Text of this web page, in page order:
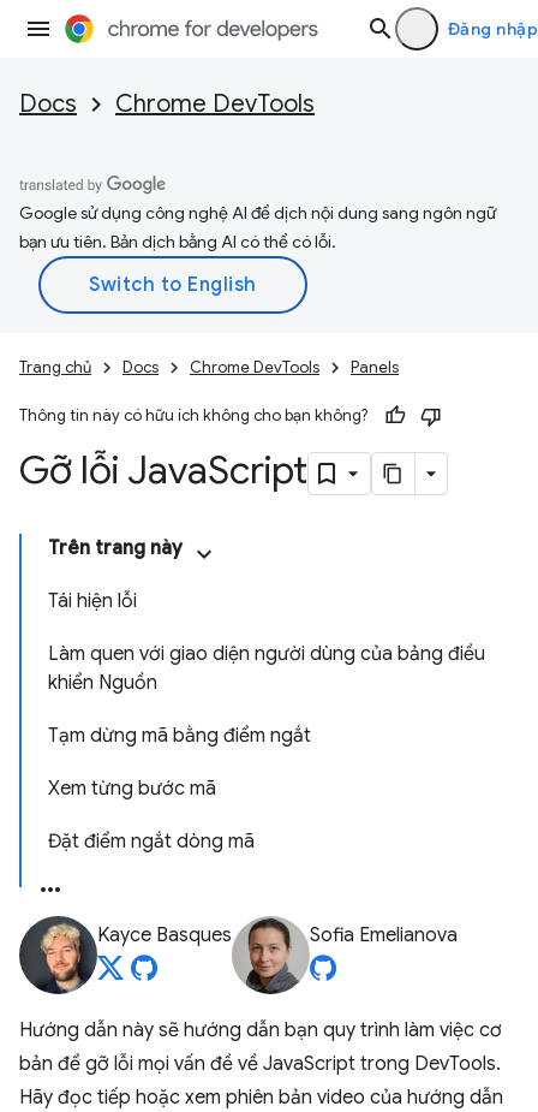
Đăng nhập
Docs Chrome DevTools
Google sử dụng công nghệ AI để dịch nội dung sang ngôn ngữ
bạn ưu tiên. Bản dịch bằng AI có thể có lỗi.
Trang chủ Docs Chrome DevTools Panels
Thông tin này có hữu ích không cho bạn không?
Gỡ lỗi JavaScript
Trên trang này
Tái hiện lỗi
Làm quen với giao diện người dùng của bảng điều
khiển Nguồn
Tạm dừng mã bằng điểm ngắt
Xem từng bước mã
Đặt điểm ngắt dòng mã
Kayce Basques Sofia Emelianova
Hướng dẫn này sẽ hướng dẫn bạn quy trình làm việc cơ
bản để gỡ lỗi mọi vấn đề về JavaScript trong DevTools.
Hãy đọc tiếp hoặc xem phiên bản video của hướng dẫn